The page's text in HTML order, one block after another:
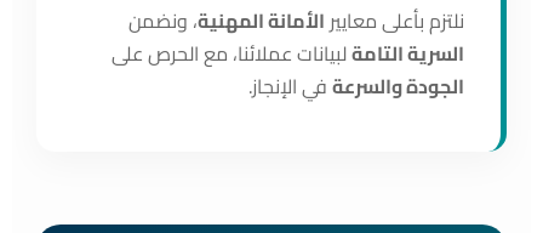
نلتزم بأعلى معايير الأمانة المهنية، ونضمن
السرية التامةلبيانات عملائنا، مع الحرص على
الجودة والسرعةفي الإنجاز.